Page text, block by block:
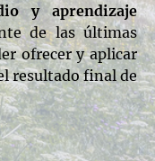
y aprendizaje
de las últimas
ofrecer y aplicar
resultado final de